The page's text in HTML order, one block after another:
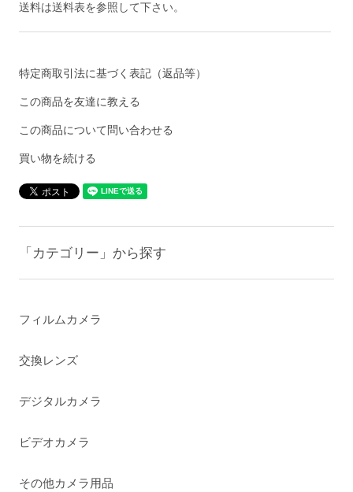
送料は送料表を参照して下さい。
特定商取引法に基づく表記（返品等）
この商品を友達に教える
この商品について問い合わせる
買い物を続ける
「カテゴリー」から探す
フィルムカメラ
交換レンズ
デジタルカメラ
ビデオカメラ
その他カメラ用品